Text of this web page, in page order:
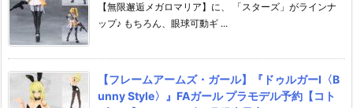
【無限邂逅メガロマリア】に、 「スターズ」がラインナ
ップ♪ もちろん、眼球可動ギ ...
【フレームアームズ・ガール】『ドゥルガーI〈B
unny Style〉』FAガール プラモデル予約【コト